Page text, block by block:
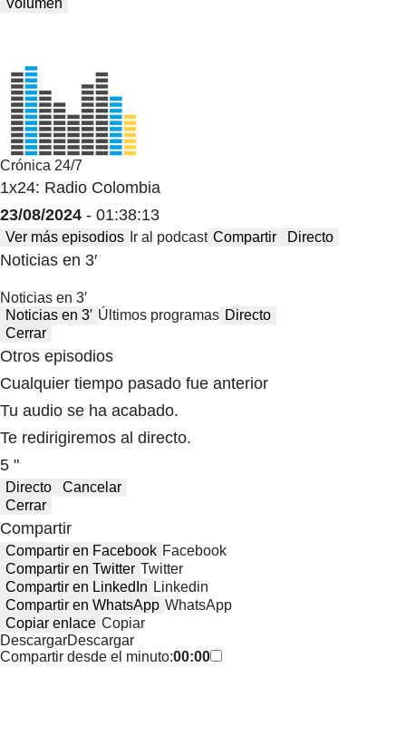
Crónica 24/7
1x24: Radio Colombia
23/08/2024 - 01:38:13
Ver más episodios Ir al podcast Compartir Directo
Noticias en 3′
Noticias en 3′
Noticias en 3′ Últimos programas Directo
Cerrar
Otros episodios
Cualquier tiempo pasado fue anterior
Tu audio se ha acabado.
Te redirigiremos al directo.
5 "
Directo
Cancelar
Cerrar
Compartir
Compartir en Facebook Facebook
Compartir en Twitter Twitter
Compartir en LinkedIn Linkedin
Compartir en WhatsApp WhatsApp
Copiar enlace Copiar
DescargarDescargar
Compartir desde el minuto:00:00